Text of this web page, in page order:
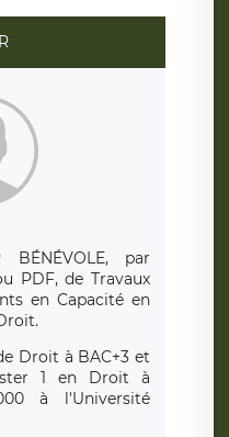
BÉNÉVOLE, par
PDF, de Travaux
en Capacité en
Droit à BAC+3 et
1 en Droit à
à l'Université